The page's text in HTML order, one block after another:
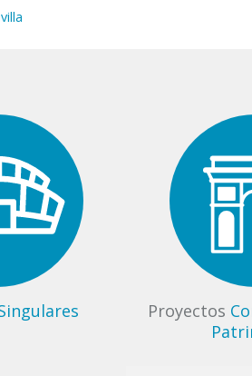
Proyectos